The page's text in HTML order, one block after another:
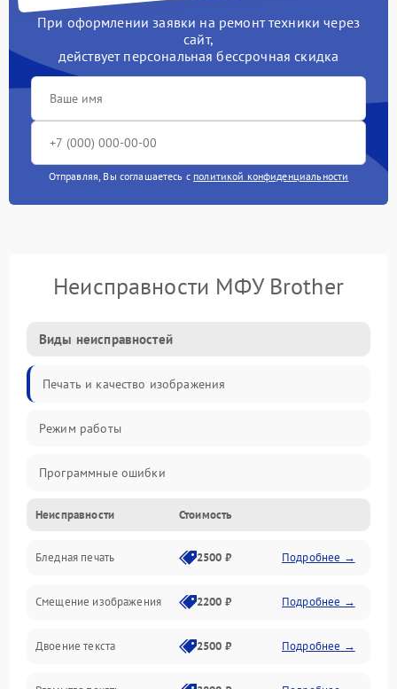
При оформлении заявки на ремонт техники через
сайт,
действует персональная бессрочная скидка
Отправляя, Вы соглашаетесь с политикой конфиденциальности
Неисправности МФУ Brother
Виды неисправностей
Печать и качество изображения
Режим работы
Программные ошибки
Картриджи и расходники
Сканер и копирование
Механика и узлы
Программные сбои
Неисправности Стоимость
Бледная печать 2500 ₽ Подробнее →
Смещение изображения 2200 ₽ Подробнее →
Двоение текста 2500 ₽ Подробнее →